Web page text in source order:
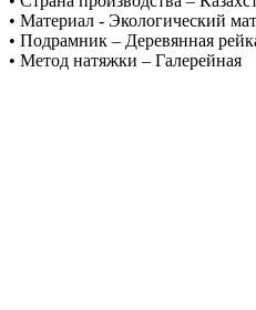
• Материал - Экологический
• Подрамник – Деревянная
• Метод натяжки – Галерейная